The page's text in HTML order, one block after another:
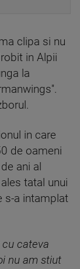
clipa si nu
in Alpii
la
in care
de oameni
ani al
tatal unui
s-a intamplat
cateva
nu am stiut